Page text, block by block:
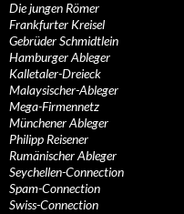
Die jungen Römer
Frankfurter Kreisel
Gebrüder Schmidtlein
Hamburger Ableger
Kalletaler-Dreieck
Malaysischer-Ableger
Mega-Firmennetz
Münchener Ableger
Philipp Reisener
Rumänischer Ableger
Seychellen-Connection
Spam-Connection
Swiss-Connection